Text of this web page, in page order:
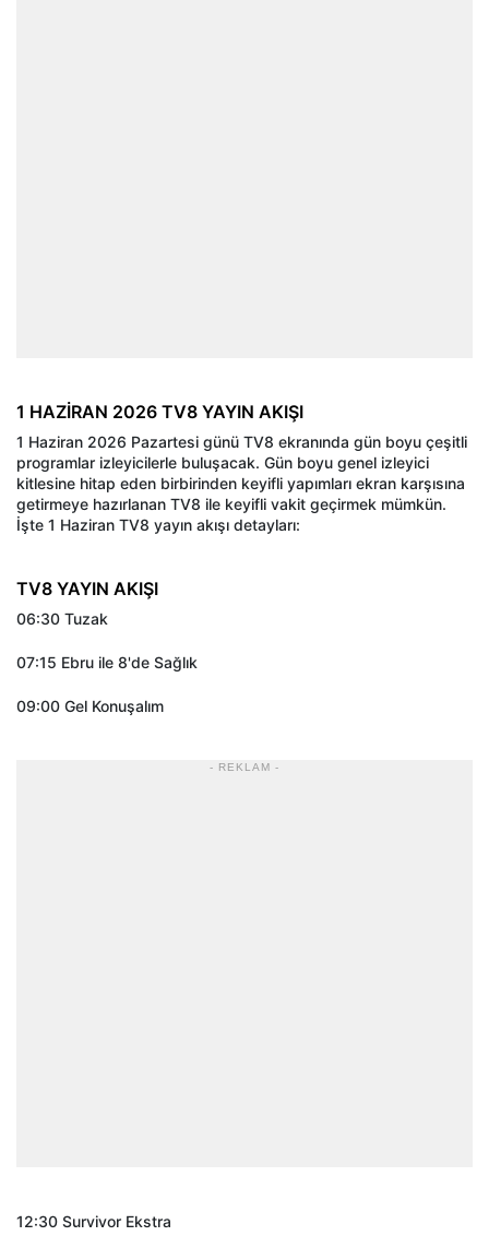
1 HAZİRAN 2026 TV8 YAYIN AKIŞI
1 Haziran 2026 Pazartesi günü TV8 ekranında gün boyu çeşitli
programlar izleyicilerle buluşacak. Gün boyu genel izleyici
kitlesine hitap eden birbirinden keyifli yapımları ekran karşısına
getirmeye hazırlanan TV8 ile keyifli vakit geçirmek mümkün.
İşte 1 Haziran TV8 yayın akışı detayları:
TV8 YAYIN AKIŞI
06:30 Tuzak
07:15 Ebru ile 8'de Sağlık
09:00 Gel Konuşalım
- REKLAM -
12:30 Survivor Ekstra